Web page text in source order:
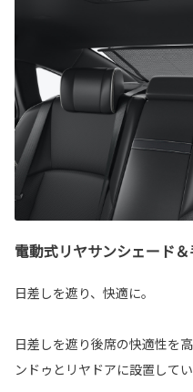
電動式リヤサンシェード
日差しを遮り、快適に。
日差しを遮り後席の快適性を
ンドゥとリヤドアに設置してい